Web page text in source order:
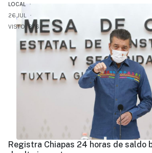
LOCAL
26.JUL
VISTO: 876
Registra Chiapas 24 horas de saldo